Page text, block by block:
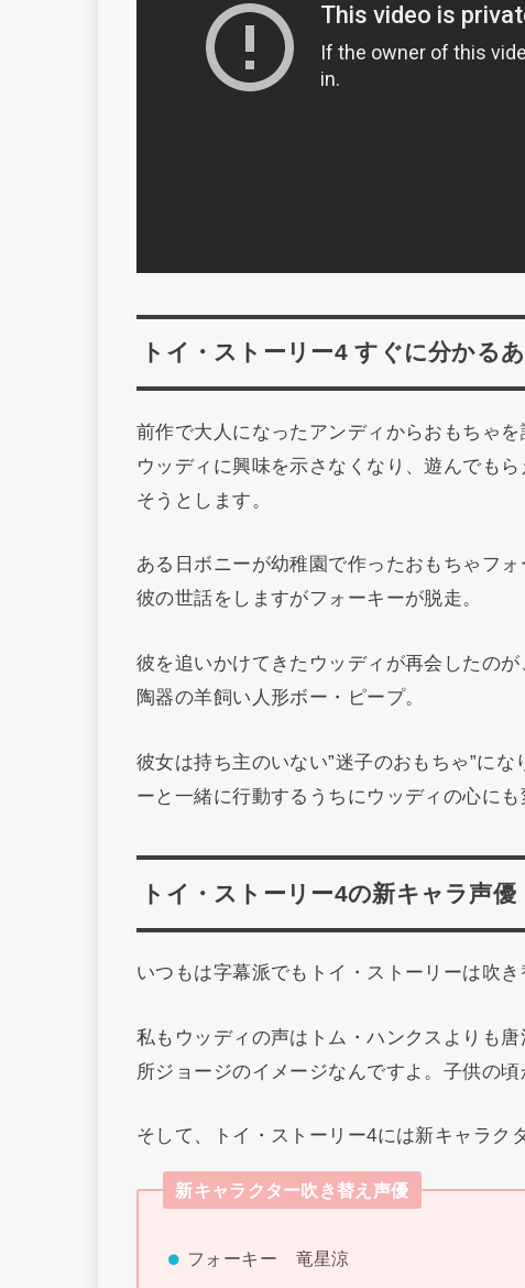
トイ・ストーリー4 すぐに分かる
前作で大人になったアンディからおもちゃ
ウッディに興味を示さなくなり、遊んでも
そうとします。
ある日ボニーが幼稚園で作ったおもちゃフ
彼の世話をしますがフォーキーが脱走。
彼を追いかけてきたウッディが再会したの
陶器の羊飼い人形ボー・ピープ。
彼女は持ち主のいない”迷子のおもちゃ”に
ーと一緒に行動するうちにウッディの心にも
トイ・ストーリー4の新キャラ声優
いつもは字幕派でもトイ・ストーリーは吹
私もウッディの声はトム・ハンクスよりも
所ジョージのイメージなんですよ。子供の頃
そして、トイ・ストーリー4には新キャラク
新キャラクター吹き替え声優
フォーキー 竜星涼